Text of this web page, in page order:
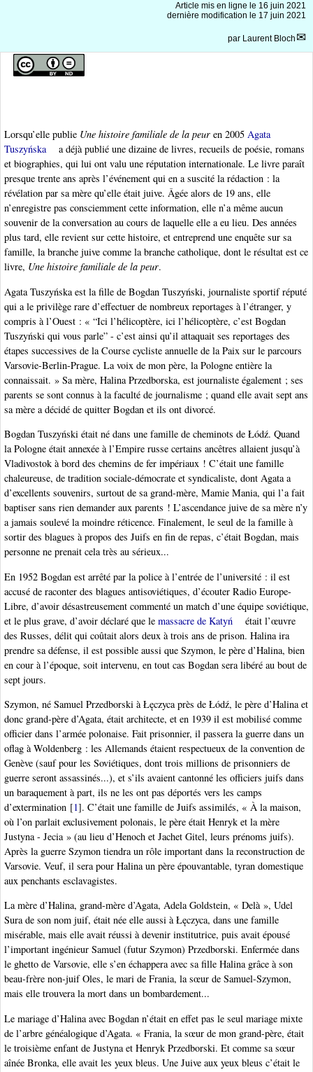
Article mis en ligne le 16 juin 2021
dernière modification le 17 juin 2021
par Laurent Bloch
Lorsqu’elle publie Une histoire familiale de la peur en 2005 Agata
Tuszyńska
a déjà publié une dizaine de livres, recueils de poésie, romans
et biographies, qui lui ont valu une réputation internationale. Le livre paraît
presque trente ans après l’événement qui en a suscité la rédaction : la
révélation par sa mère qu’elle était juive. Âgée alors de 19 ans, elle
n’enregistre pas consciemment cette information, elle n’a même aucun
souvenir de la conversation au cours de laquelle elle a eu lieu. Des années
plus tard, elle revient sur cette histoire, et entreprend une enquête sur sa
famille, la branche juive comme la branche catholique, dont le résultat est ce
livre, Une histoire familiale de la peur.
Agata Tuszyńska est la fille de Bogdan Tuszyński, journaliste sportif réputé
qui a le privilège rare d’effectuer de nombreux reportages à l’étranger, y
compris à l’Ouest : « “Ici l’hélicoptère, ici l’hélicoptère, c’est Bogdan
Tuszyński qui vous parle” - c’est ainsi qu’il attaquait ses reportages des
étapes successives de la Course cycliste annuelle de la Paix sur le parcours
Varsovie-Berlin-Prague. La voix de mon père, la Pologne entière la
connaissait. » Sa mère, Halina Przedborska, est journaliste également ; ses
parents se sont connus à la faculté de journalisme ; quand elle avait sept ans
sa mère a décidé de quitter Bogdan et ils ont divorcé.
Bogdan Tuszyński était né dans une famille de cheminots de Łódź. Quand
la Pologne était annexée à l’Empire russe certains ancêtres allaient jusqu’à
Vladivostok à bord des chemins de fer impériaux ! C’était une famille
chaleureuse, de tradition sociale-démocrate et syndicaliste, dont Agata a
d’excellents souvenirs, surtout de sa grand-mère, Mamie Mania, qui l’a fait
baptiser sans rien demander aux parents ! L’ascendance juive de sa mère n’y
a jamais soulevé la moindre réticence. Finalement, le seul de la famille à
sortir des blagues à propos des Juifs en fin de repas, c’était Bogdan, mais
personne ne prenait cela très au sérieux...
En 1952 Bogdan est arrêté par la police à l’entrée de l’université : il est
accusé de raconter des blagues antisoviétiques, d’écouter Radio Europe-
Libre, d’avoir désastreusement commenté un match d’une équipe soviétique,
et le plus grave, d’avoir déclaré que le massacre de Katyń
était l’œuvre
des Russes, délit qui coûtait alors deux à trois ans de prison. Halina ira
prendre sa défense, il est possible aussi que Szymon, le père d’Halina, bien
en cour à l’époque, soit intervenu, en tout cas Bogdan sera libéré au bout de
sept jours.
Szymon, né Samuel Przedborski à Łęczyca près de Łódź, le père d’Halina et
donc grand-père d’Agata, était architecte, et en 1939 il est mobilisé comme
officier dans l’armée polonaise. Fait prisonnier, il passera la guerre dans un
oflag à Woldenberg : les Allemands étaient respectueux de la convention de
Genève (sauf pour les Soviétiques, dont trois millions de prisonniers de
guerre seront assassinés...), et s’ils avaient cantonné les officiers juifs dans
un baraquement à part, ils ne les ont pas déportés vers les camps
d’extermination [1]. C’était une famille de Juifs assimilés, « À la maison,
où l’on parlait exclusivement polonais, le père était Henryk et la mère
Justyna - Jecia » (au lieu d’Henoch et Jachet Gitel, leurs prénoms juifs).
Après la guerre Szymon tiendra un rôle important dans la reconstruction de
Varsovie. Veuf, il sera pour Halina un père épouvantable, tyran domestique
aux penchants esclavagistes.
La mère d’Halina, grand-mère d’Agata, Adela Goldstein, « Delà », Udel
Sura de son nom juif, était née elle aussi à Łęczyca, dans une famille
misérable, mais elle avait réussi à devenir institutrice, puis avait épousé
l’important ingénieur Samuel (futur Szymon) Przedborski. Enfermée dans
le ghetto de Varsovie, elle s’en échappera avec sa fille Halina grâce à son
beau-frère non-juif Oles, le mari de Frania, la sœur de Samuel-Szymon,
mais elle trouvera la mort dans un bombardement...
Le mariage d’Halina avec Bogdan n’était en effet pas le seul mariage mixte
de l’arbre généalogique d’Agata. « Frania, la sœur de mon grand-père, était
le troisième enfant de Justyna et Henryk Przedborski. Et comme sa sœur
aînée Bronka, elle avait les yeux bleus. Une Juive aux yeux bleus c’était le